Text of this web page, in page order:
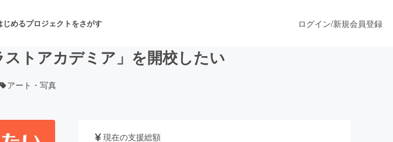
じめるプロジェクトをさがす ログイン/新規会員登録
トアカデミア」を開校したい
アート・写真
現在の支援総額